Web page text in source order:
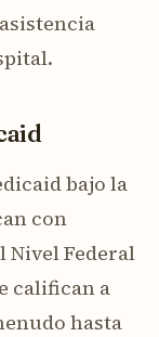
bajo la
con
Nivel Federal
califican a
hasta